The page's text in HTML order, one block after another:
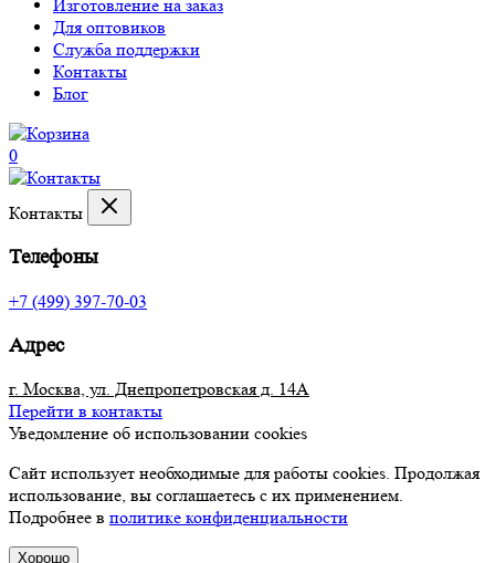
Изготовление на заказ
Для оптовиков
Служба поддержки
Контакты
Блог
0
Контакты
Телефоны
+7 (499) 397-70-03
Адрес
г. Москва, ул. Днепропетровская д. 14А
Перейти в контакты
Уведомление об использовании cookies
Сайт использует необходимые для работы cookies. Продолжая
использование, вы соглашаетесь с их применением.
Подробнее в политике конфиденциальности
Хорошо